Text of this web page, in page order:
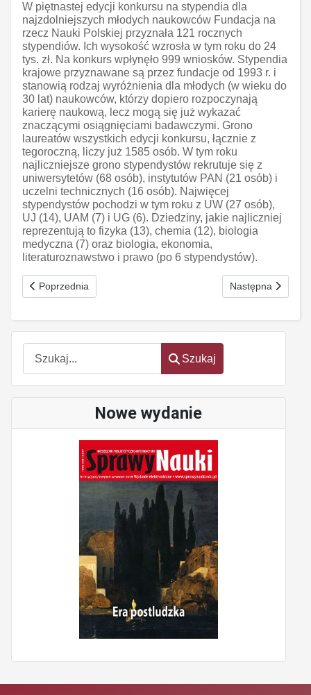
Szukaj
Szukaj
Nowe wydanie
W piętnastej edycji konkursu na stypendia dla
najzdolniejszych młodych naukowców Fundacja na
rzecz Nauki Polskiej przyznała 121 rocznych
stypendiów. Ich wysokość wzrosła w tym roku do 24
tys. zł. Na konkurs wpłynęło 999 wniosków. Stypendia
krajowe przyznawane są przez fundacje od 1993 r. i
stanowią rodzaj wyróżnienia dla młodych (w wieku do
30 lat) naukowców, którzy dopiero rozpoczynają
karierę naukową, lecz mogą się już wykazać
znaczącymi osiągnięciami badawczymi. Grono
laureatów wszystkich edycji konkursu, łącznie z
tegoroczną, liczy już 1585 osób. W tym roku
najliczniejsze grono stypendystów rekrutuje się z
uniwersytetów (68 osób), instytutów PAN (21 osób) i
uczelni technicznych (16 osób). Najwięcej
stypendystów pochodzi w tym roku z UW (27 osób),
UJ (14), UAM (7) i UG (6). Dziedziny, jakie najliczniej
reprezentują to fizyka (13), chemia (12), biologia
medyczna (7) oraz biologia, ekonomia,
literaturoznawstwo i prawo (po 6 stypendystów).
Poprzednia strona: Kolumbowie z FNP
Poprzednia Następna strona:
Następna